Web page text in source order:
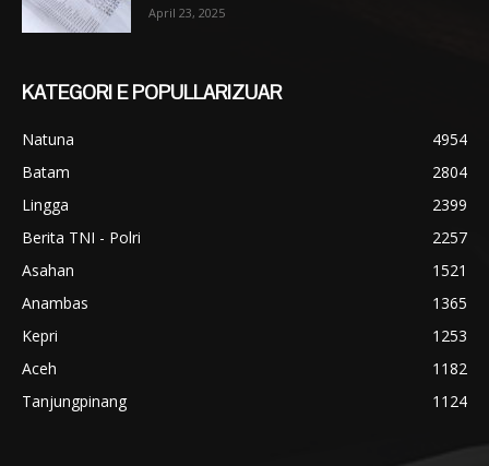
April 23, 2025
KATEGORI E POPULLARIZUAR
Natuna
4954
Batam
2804
Lingga
2399
Berita TNI - Polri
2257
Asahan
1521
Anambas
1365
Kepri
1253
Aceh
1182
Tanjungpinang
1124